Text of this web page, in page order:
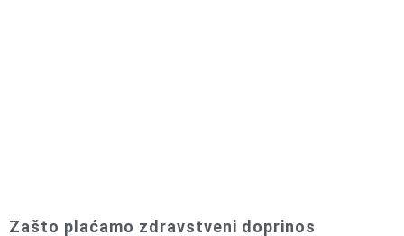
Zašto plaćamo zdravstveni doprinos